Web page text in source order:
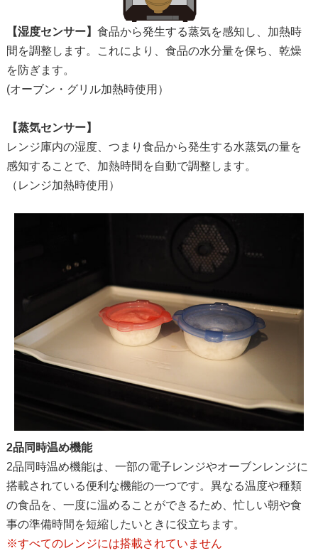
【湿度センサー】食品から発生する蒸気を感知し、加熱時
間を調整します。これにより、食品の水分量を保ち、乾燥
を防ぎます。
(オーブン・グリル加熱時使用）
【蒸気センサー】
レンジ庫内の湿度、つまり食品から発生する水蒸気の量を
感知することで、加熱時間を自動で調整します。
（レンジ加熱時使用）
2品同時温め機能
2品同時温め機能は、一部の電子レンジやオーブンレンジに
搭載されている便利な機能の一つです。異なる温度や種類
の食品を、一度に温めることができるため、忙しい朝や食
事の準備時間を短縮したいときに役立ちます。
※すべてのレンジには搭載されていません